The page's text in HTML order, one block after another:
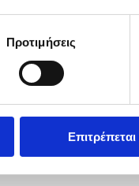
Προτιμήσεις